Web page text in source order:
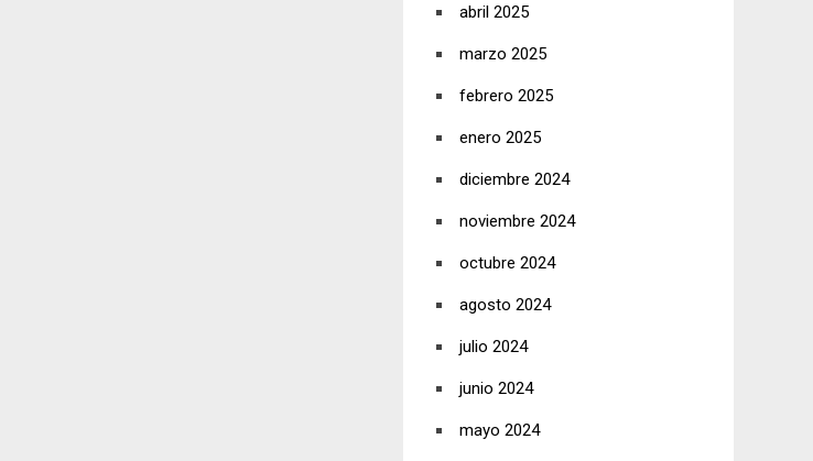
abril 2025
marzo 2025
febrero 2025
enero 2025
diciembre 2024
noviembre 2024
octubre 2024
agosto 2024
julio 2024
junio 2024
mayo 2024